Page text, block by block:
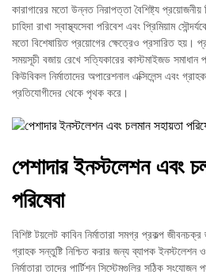
কারাগারের মতো উন্নত নিরাপত্তা বৈশিষ্ট্য প্রয়োজনীয়
চাহিদা রাখা স্বাস্থ্যসেবা পরিবেশ এবং প্রিমিয়াম
মতো বিশেষায়িত প্রয়োগের ক্ষেত্রেও প্রসারিত হয়।
সময়সূচী বজায় রেখে সত্যিকারের কাস্টমাইজড সমাধান
কিউবিকল নির্মাতাদের অপারেশনাল এক্সিলেন্স এবং
প্রতিযোগীদের থেকে পৃথক করে।
পেশাদার ইনস্টলেশন এবং
পরিষেবা
বিশিষ্ট টয়লেট কাবিন নির্মাতারা সমগ্র প্রকল্প
গ্রাহক সন্তুষ্টি নিশ্চিত করার জন্য ব্যাপক ইনস্টলেশন
নির্মাতারা তাদের পার্টিশন সিস্টেমগুলির সঠিক